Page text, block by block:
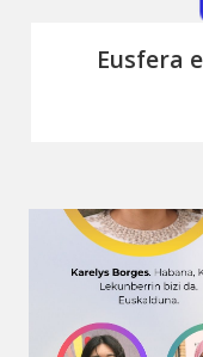
Eusfera